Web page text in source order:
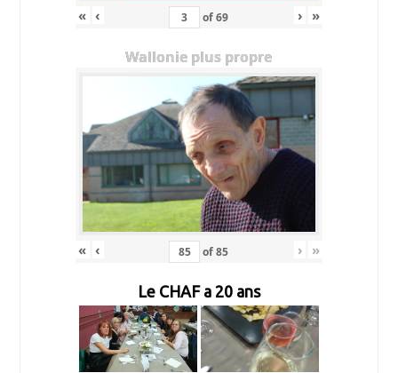
« ‹ of69 › »
Wallonie plus propre
« ‹ of85 › »
Le CHAF a 20 ans